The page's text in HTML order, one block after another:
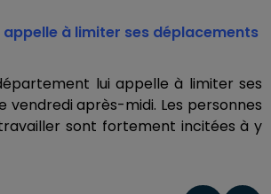
à limiter ses déplacements
lui appelle à limiter ses
vendredi après-midi. Les personnes
sont fortement incitées à y